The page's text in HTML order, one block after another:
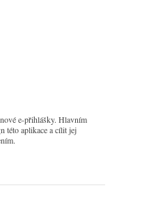
e-přihlášky. Hlavním
této aplikace a cílit jej